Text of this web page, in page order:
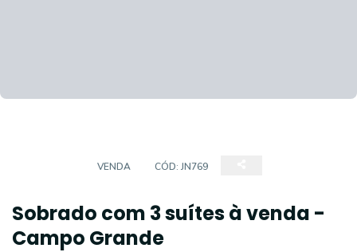
VENDA CÓD: JN769
Sobrado com 3 suítes à venda -
Campo Grande